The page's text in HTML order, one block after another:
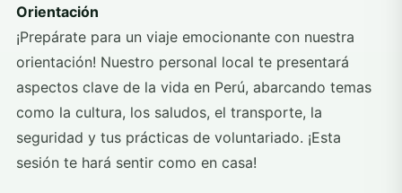
Orientación
¡Prepárate para un viaje emocionante con nuestra
orientación! Nuestro personal local te presentará
aspectos clave de la vida en Perú, abarcando temas
como la cultura, los saludos, el transporte, la
seguridad y tus prácticas de voluntariado. ¡Esta
sesión te hará sentir como en casa!